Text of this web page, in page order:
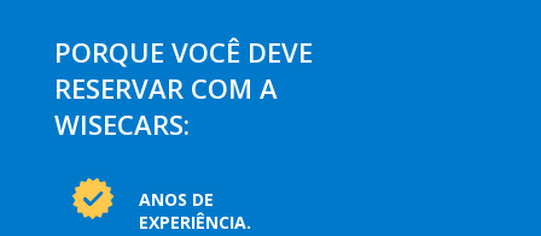
PORQUE VOCÊ DEVE
RESERVAR COM A
WISECARS:
ANOS DE
EXPERIÊNCIA.